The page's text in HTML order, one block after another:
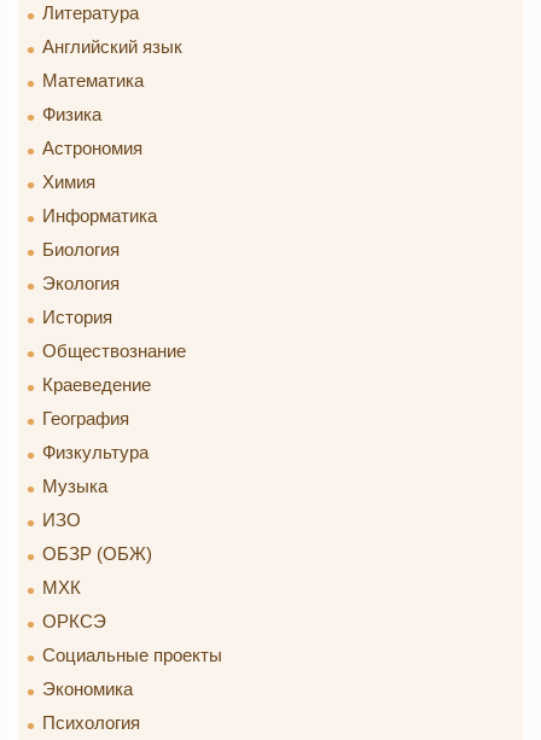
Литература
Английский язык
Математика
Физика
Астрономия
Химия
Информатика
Биология
Экология
История
Обществознание
Краеведение
География
Физкультура
Музыка
ИЗО
ОБЗР (ОБЖ)
МХК
ОРКСЭ
Социальные проекты
Экономика
Психология